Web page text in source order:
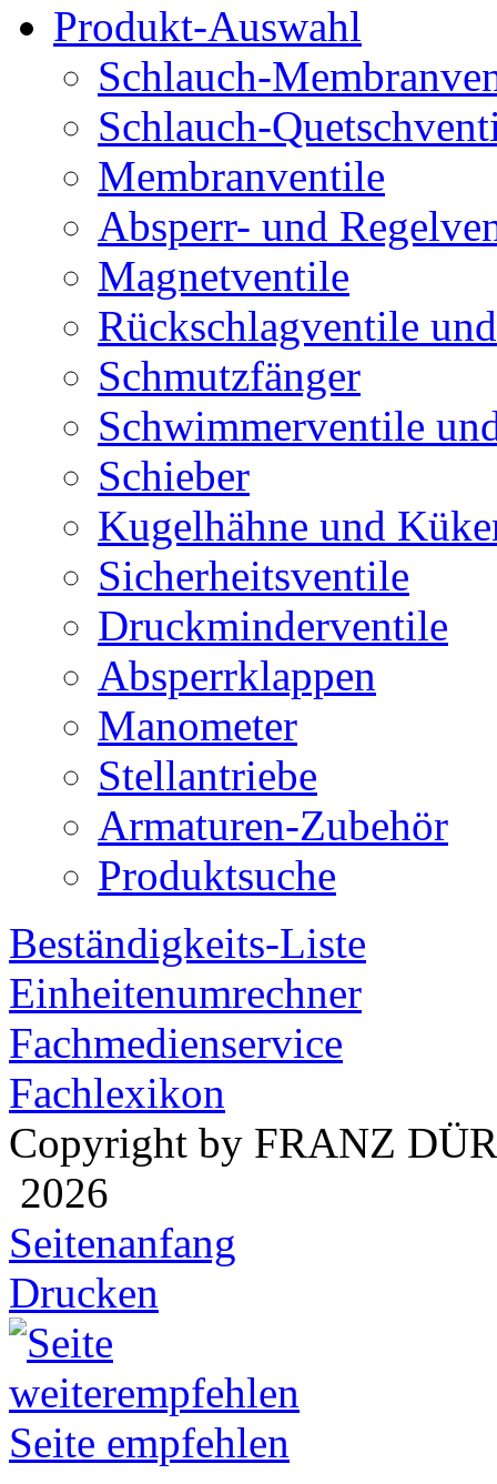
Produkt-Auswahl
Schlauch-
Schlauch-
Membranventile
Absperr- und
Magnetventile
Rückschlagventile
Schmutzfänger
Schwimmerventile
Schieber
Kugelhähne und
Sicherheitsventile
Druckminderventile
Absperrklappen
Manometer
Stellantriebe
Armaturen-Zubehör
Produktsuche
Beständigkeits-Liste
Einheitenumrechner
Fachmedienservice
Fachlexikon
Copyright by FRANZ
2026
Seitenanfang
Drucken
Seite empfehlen